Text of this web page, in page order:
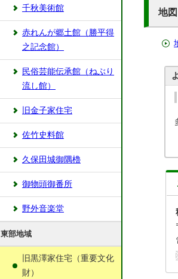
地図
千秋美術館
赤れんが郷土館（勝平得
之記念館）
民俗芸能伝承館（ねぶり
流し館）
旧金子家住宅
佐竹史料館
久保田城御隅櫓
御物頭御番所
野外音楽堂
東部地域
旧黒澤家住宅（重要文化
財）